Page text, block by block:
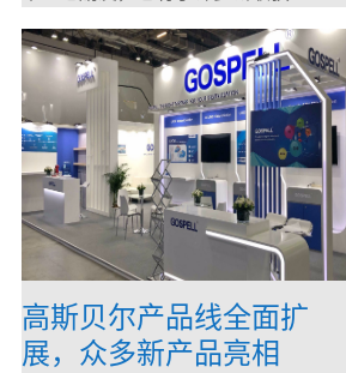
高斯贝尔产品线全面扩
展，众多新产品亮相